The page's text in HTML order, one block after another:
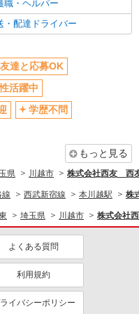
内勤務OK
保険あり
登用あり
生歓迎
勤OK
費支給
登用あり
職・ヘルパー
・配達ドライバー
友達と応募OK
活躍中
学歴不問
もっと見る
県 川越市 株式会社西友 西
線 西武新宿線 本川越駅 株
埼玉県 川越市 株式会社
よくある質問
利用規約
イバシーポリシー